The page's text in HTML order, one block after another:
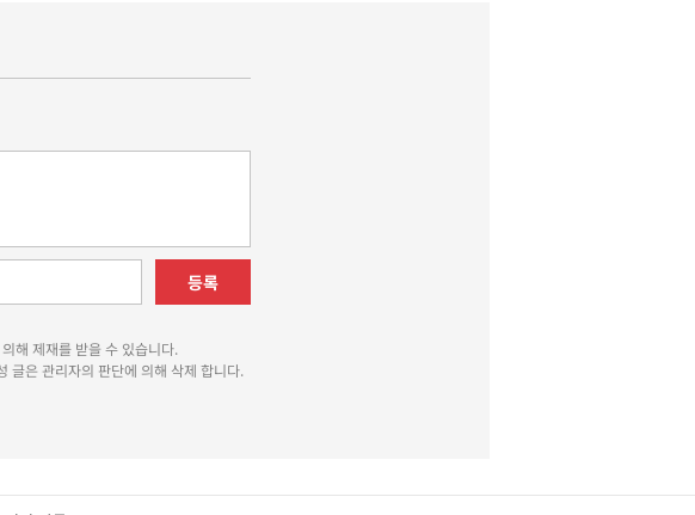
등록
해 제재를 받을 수 있습니다.
글은 관리자의 판단에 의해 삭제 합니다.